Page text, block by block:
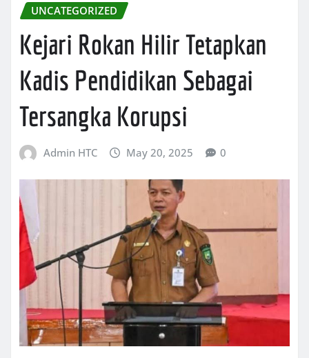
UNCATEGORIZED
Kejari Rokan Hilir Tetapkan
Kadis Pendidikan Sebagai
Tersangka Korupsi
Admin HTC May 20, 2025 0